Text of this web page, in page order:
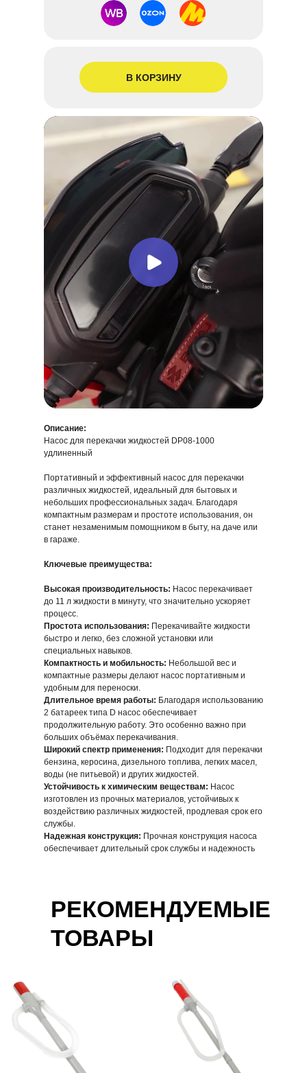
В КОРЗИНУ
Описание:
Насос для перекачки жидкостей DP08-1000
удлиненный
Портативный и эффективный насос для перекачки
различных жидкостей, идеальный для бытовых и
небольших профессиональных задач. Благодаря
компактным размерам и простоте использования, он
станет незаменимым помощником в быту, на даче или
в гараже.
Ключевые преимущества:
Высокая производительность: Насос перекачивает
до 11 л жидкости в минуту, что значительно ускоряет
процесс.
Простота использования: Перекачивайте жидкости
быстро и легко, без сложной установки или
специальных навыков.
Компактность и мобильность: Небольшой вес и
компактные размеры делают насос портативным и
удобным для переноски.
Длительное время работы: Благодаря использованию
2 батареек типа D насос обеспечивает
продолжительную работу. Это особенно важно при
больших объёмах перекачивания.
Широкий спектр применения: Подходит для перекачки
бензина, керосина, дизельного топлива, легких масел,
воды (не питьевой) и других жидкостей.
Устойчивость к химическим веществам: Насос
изготовлен из прочных материалов, устойчивых к
воздействию различных жидкостей, продлевая срок его
службы.
Надежная конструкция: Прочная конструкция насоса
обеспечивает длительный срок службы и надежность
РЕКОМЕНДУЕМЫЕ
ТОВАРЫ
В корзину
ГСМ DP08-1000
В корзину
Насос для перекачки
ГСМ DP03-45
В корзину
Купить в розницу
683,54 р.
620,62 р.